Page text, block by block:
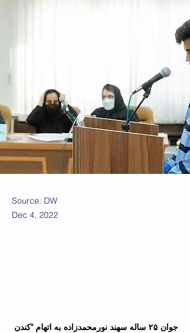
Source: DW
Dec 4, 2022
جوان ۲۵ ساله سهند نورمحمدزاده به اتهام "کندن